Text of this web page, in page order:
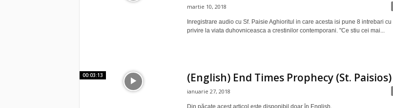
martie 10, 2018
Inregistrare audio cu Sf. Paisie Aghioritul in care acesta isi pune 8 intrebari cu
privire la viata duhovniceasca a crestinilor contemporani. "Ce stiu cei mai...
00:03:13 (English) End Times Prophecy (St. Paisios)
ianuarie 27, 2018
Din păcate acest articol este disponibil doar în English.